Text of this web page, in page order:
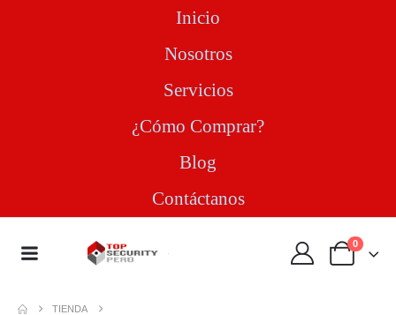
Inicio
Nosotros
Servicios
¿Cómo Comprar?
Blog
Contáctanos
0
TIENDA